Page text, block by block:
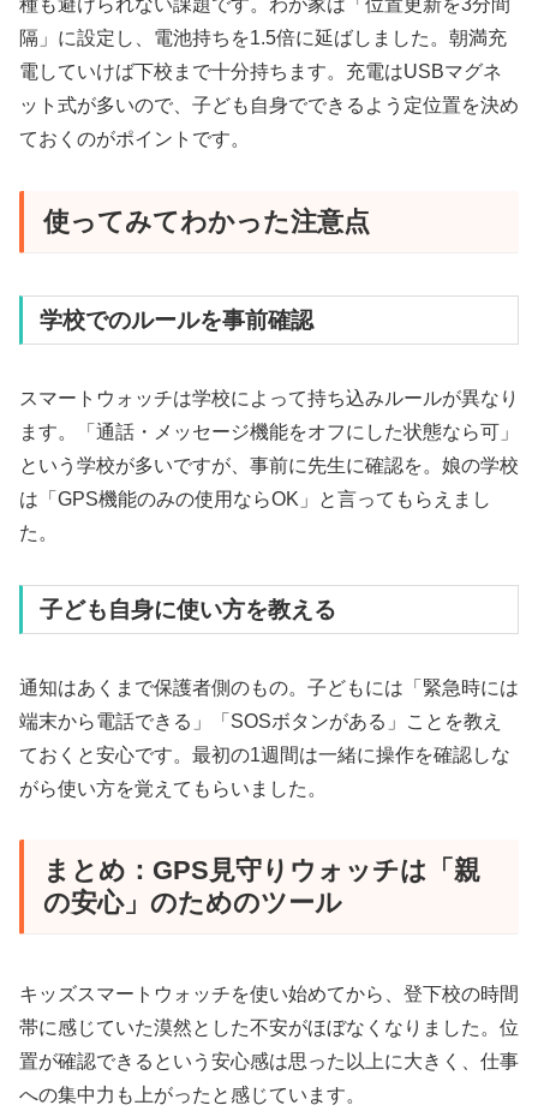
隔」に設定し、電池持ちを1.5倍に延ばしました。朝満充
電していけば下校まで十分持ちます。充電はUSBマグネ
ット式が多いので、子ども自身でできるよう定位置を決め
ておくのがポイントです。
使ってみてわかった注意点
学校でのルールを事前確認
スマートウォッチは学校によって持ち込みルールが異なり
ます。「通話・メッセージ機能をオフにした状態なら可」
という学校が多いですが、事前に先生に確認を。娘の学校
は「GPS機能のみの使用ならOK」と言ってもらえまし
た。
子ども自身に使い方を教える
通知はあくまで保護者側のもの。子どもには「緊急時には
端末から電話できる」「SOSボタンがある」ことを教え
ておくと安心です。最初の1週間は一緒に操作を確認しな
がら使い方を覚えてもらいました。
まとめ：GPS見守りウォッチは「親
の安心」のためのツール
キッズスマートウォッチを使い始めてから、登下校の時間
帯に感じていた漠然とした不安がほぼなくなりました。位
置が確認できるという安心感は思った以上に大きく、仕事
への集中力も上がったと感じています。